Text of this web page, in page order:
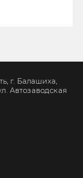
г. Балашиха,
Автозаводская